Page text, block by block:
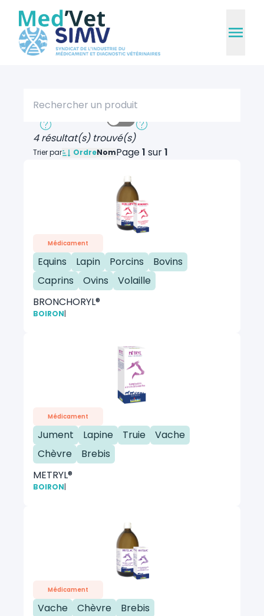
Recherche rapide
4 résultat(s) trouvé(s)
Trier par OrdreNomPage1 sur1
Médicament
Equins Lapin Porcins
Bovins
Caprins
Ovins
Volaille
BRONCHORYL®
BOIRON|
Médicament
Jument Lapine Truie
Vache
Chèvre
Brebis
METRYL®
BOIRON|
Médicament
Vache Chèvre
Brebis